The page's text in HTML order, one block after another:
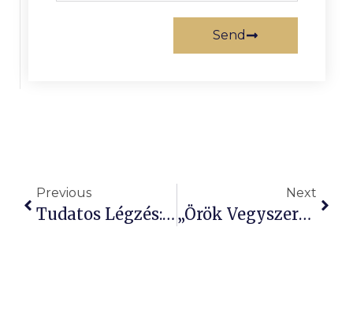
Send
Previous
Tudatos Légzés: Összhangba Hozza Az Agyat És A Testet!
Next
„Örök Vegyszerek” Hatása: Agyfejlődés-Változások Gyerekeknél!